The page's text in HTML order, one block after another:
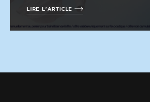
LIRE L'ARTICLE